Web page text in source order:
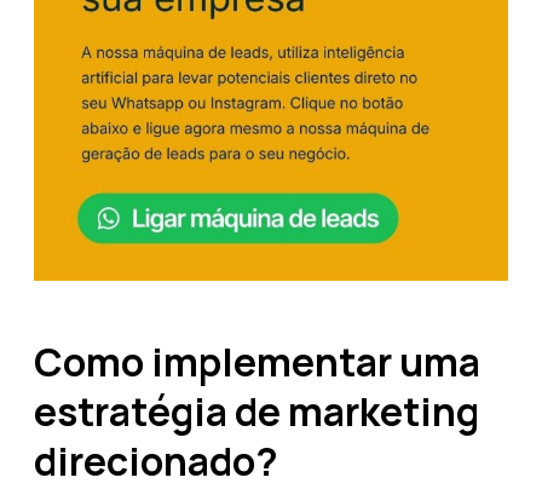
Como implementar uma
estratégia de marketing
direcionado?